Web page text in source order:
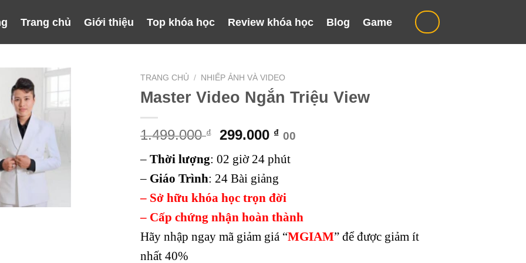
Trang chủ Giới thiệu Top khóa học Review khóa học Blog Game
TRANG CHỦ / NHIẾP ẢNH VÀ VIDEO
Master Video Ngắn Triệu View
1.499.000₫
Giá
là:
1.499.000 ₫.
299.000 ₫Giá
tại
299.000 ₫.
00
– Thời lượng: 02 giờ 24 phút
– Giáo Trình: 24 Bài giảng
– Sở hữu khóa học trọn đời
– Cấp chứng nhận hoàn thành
Hãy nhập ngay mã giảm giá “MGIAM” để được giảm ít
nhất 40%